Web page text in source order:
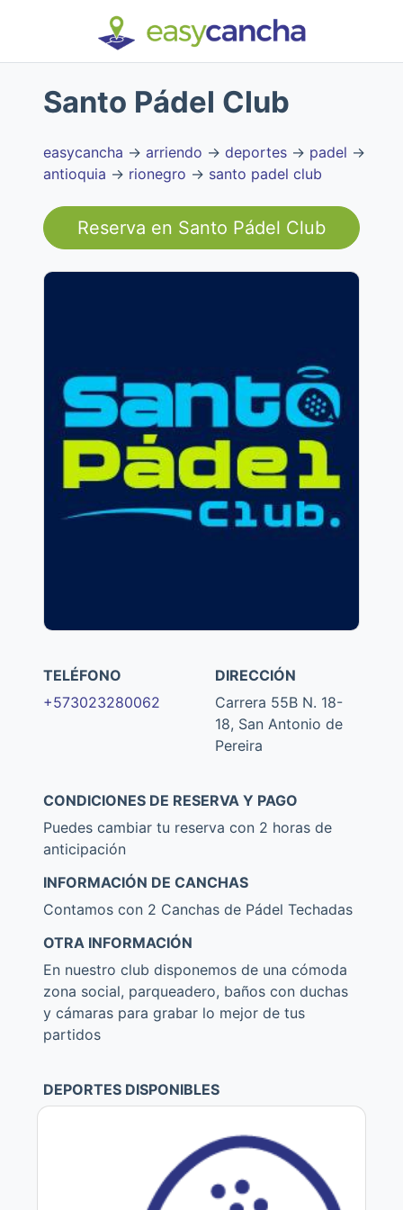
Santo Pádel Club
easycancha → arriendo → deportes → padel →
antioquia → rionegro → santo padel club
Reserva en Santo Pádel Club
TELÉFONO
+573023280062
DIRECCIÓN
Carrera 55B N. 18-
18, San Antonio de
Pereira
CONDICIONES DE RESERVA Y PAGO
Puedes cambiar tu reserva con 2 horas de
anticipación
INFORMACIÓN DE CANCHAS
Contamos con 2 Canchas de Pádel Techadas
OTRA INFORMACIÓN
En nuestro club disponemos de una cómoda
zona social, parqueadero, baños con duchas
y cámaras para grabar lo mejor de tus
partidos
DEPORTES DISPONIBLES